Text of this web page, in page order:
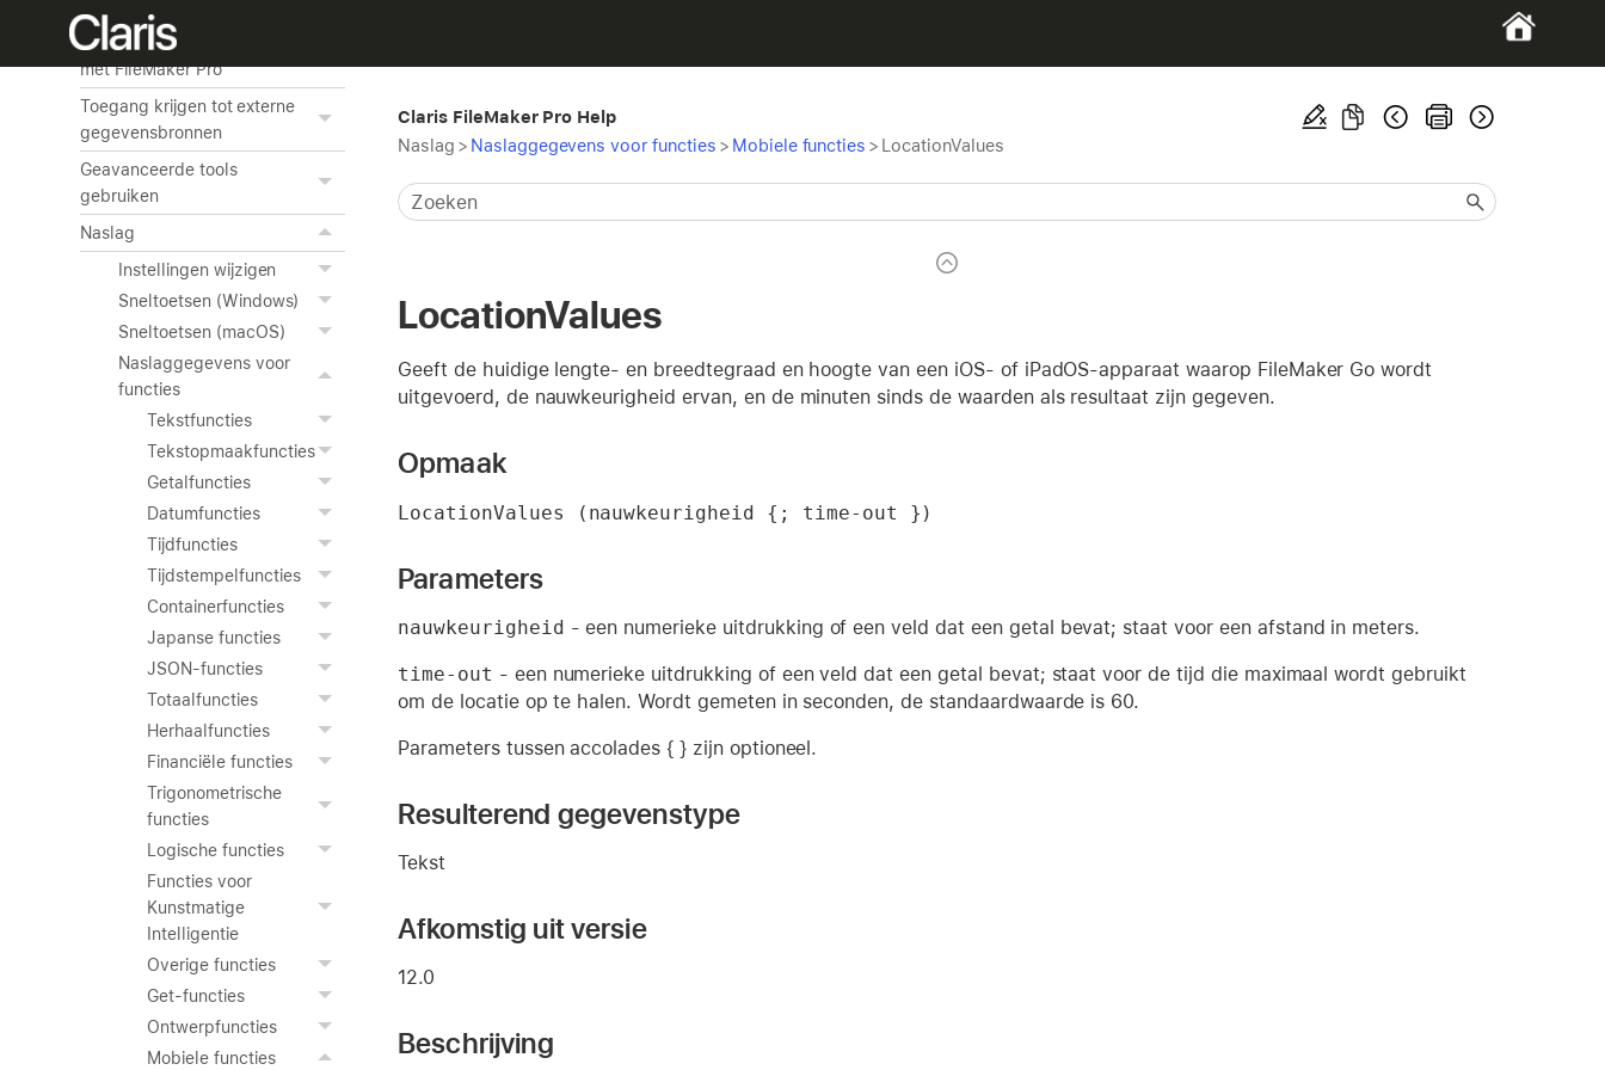
ODBC en JDBC gebruiken
met FileMaker Pro
Toegang krijgen tot externe
gegevensbronnen
Geavanceerde tools
gebruiken
Naslag
Instellingen wijzigen
Sneltoetsen (Windows)
Sneltoetsen (macOS)
Naslaggegevens voor
functies
Tekstfuncties
Tekstopmaakfuncties
Getalfuncties
Datumfuncties
Tijdfuncties
Tijdstempelfuncties
Containerfuncties
Japanse functies
JSON-functies
Totaalfuncties
Herhaalfuncties
Financiële functies
Trigonometrische
functies
Logische functies
Functies voor
Kunstmatige
Intelligentie
Overige functies
Get-functies
Ontwerpfuncties
Mobiele functies
Claris FileMaker Pro Help
Naslag > Naslaggegevens voor functies > Mobiele functies > LocationValues
LocationValues
Geeft de huidige lengte- en breedtegraad en hoogte van een iOS- of iPadOS-apparaat waarop FileMaker Go wordt
uitgevoerd, de nauwkeurigheid ervan, en de minuten sinds de waarden als resultaat zijn gegeven.
Opmaak
LocationValues (nauwkeurigheid {; time-out })
Parameters
nauwkeurigheid - een numerieke uitdrukking of een veld dat een getal bevat; staat voor een afstand in meters.
time-out - een numerieke uitdrukking of een veld dat een getal bevat; staat voor de tijd die maximaal wordt gebruikt
om de locatie op te halen. Wordt gemeten in seconden, de standaardwaarde is 60.
Parameters tussen accolades { } zijn optioneel.
Resulterend gegevenstype
Tekst
Afkomstig uit versie
12.0
Beschrijving